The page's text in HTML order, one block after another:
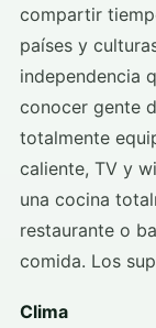
compartir
países y
independencia
conocer gente
totalmente
caliente, TV y
una cocina
restaurante o
comida. Los
Clima